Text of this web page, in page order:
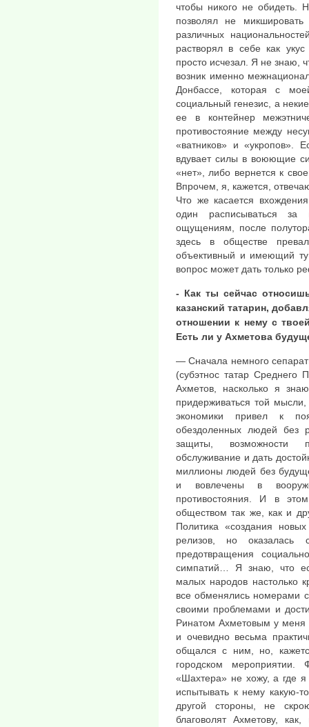
чтобы никого не обидеть.
позволял не микшировать
различных
растворял в себе как
просто исчезал. Я не знаю,
возник именно
Донбассе, которая с
социальный генезис, а
ее в контейнер
противостояние между
«ватников» и «укропов».
вдувает силы в воюющие
«нет», либо вернется к
Впрочем, я, кажется,
Что же касается
один расписываться
ощущениям, после
здесь в обществе
объективный и имеющий
вопрос может дать только
- Как ты сейчас
казанский татарин,
отношении к нему с
Есть ли у Ахметова
— Сначала немного
(субэтнос татар
Ахметов, насколько я
придерживаться той мысли,
экономики привел к
обездоленных людей без
защиты, возможности
обслуживание и дать
миллионы людей без
и вовлечены в
противостояния. И в
обществом так же, как и
Политика «создания
релизов, но оказалась
предотвращения
симпатий… Я знаю, что
малых народов настолько
все обменялись номерами
своими проблемами и
Ринатом Ахметовым у меня
и очевидно весьма
общался с ним, но,
городском
«Шахтера» не хожу, а где
испытывать к нему какую-
другой стороны, не
благоволят Ахметову,